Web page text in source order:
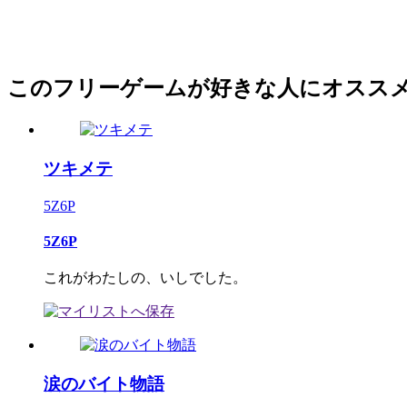
このフリーゲームが好きな人にオスス
ツキメテ
5Z6P
5Z6P
これがわたしの、いしでした。
涙のバイト物語